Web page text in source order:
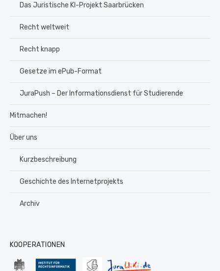
Das Juristische KI-Projekt Saarbrücken
Recht weltweit
Recht knapp
Gesetze im ePub-Format
JuraPush – Der Informationsdienst für Studierende
Mitmachen!
Über uns
Kurzbeschreibung
Geschichte des Internetprojekts
Archiv
KOOPERATIONEN